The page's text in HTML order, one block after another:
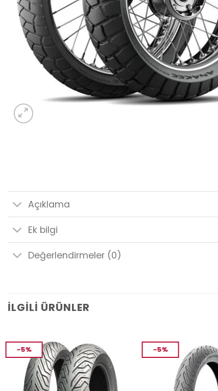
Açıklama
Ek bilgi
Değerlendirmeler (0)
İLGILI ÜRÜNLER
-5% -5%